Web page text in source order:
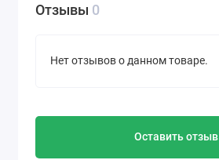
Отзывы 0
Нет отзывов о данном товаре.
Оставить отзыв